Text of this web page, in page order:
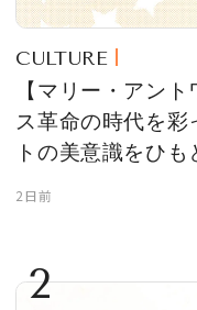
CULTURE
【マリー・アン
ス革命の時代を彩
トの美意識をひも
2日前
2